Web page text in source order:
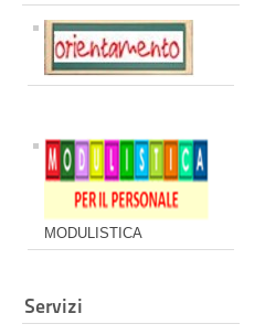
MODULISTICA
Servizi